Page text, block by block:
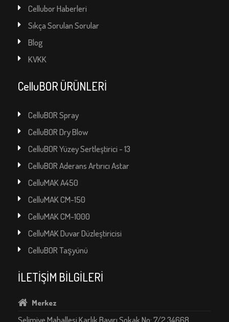
Cellubor Haberleri
Sıkça Sorulan Sorular
Blog
KVKK
CelluBOR ÜRÜNLERİ
CelluBOR Spray
CelluBOR Dry Blow
CelluBOR Yüzey Sertleştirici - 13
CelluBOR Aderans Artırıcı Astar
CelluMAK A450
CelluMAK CM-150
CelluMAK CM-1000
CelluMAK Duvar Düzleştiricisi
CelluBOR Taşyünü
İLETİŞİM BİLGİLERİ
Merkez